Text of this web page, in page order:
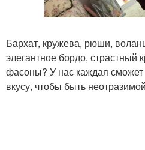
Бархат, кружева, рюши,
элегантное бордо, страстный
фасоны? У нас каждая
вкусу, чтобы быть